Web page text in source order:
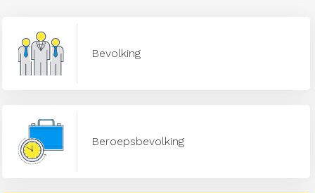
Bevolking
Beroepsbevolking